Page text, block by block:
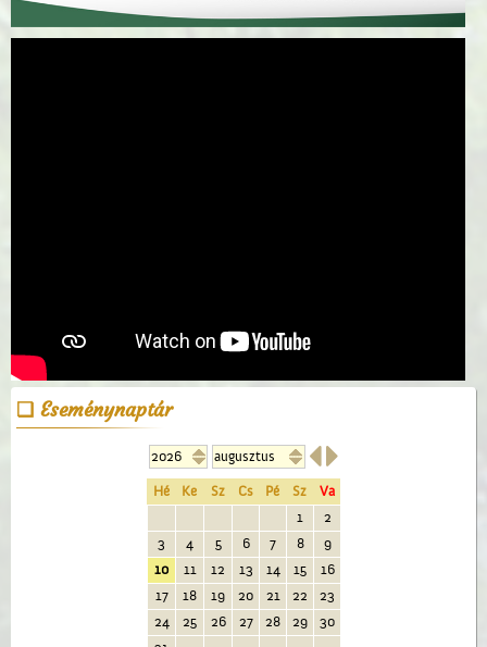
Eseménynaptár

Hé Ke Sz Cs Pé Sz
Va
1
2
3
4 5 6 7 8
9
10
11 12 13 14 15
16
17
18 19 20 21 22
23
24
25 26 27 28 29
30